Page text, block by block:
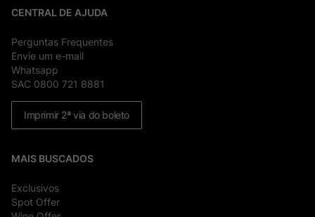
CENTRAL DE AJUDA
Perguntas Frequentes
Envie um e-mail
Whatsapp
SAC 0800 721 8881
Imprimir 2ª via do boleto
MAIS BUSCADOS
Exclusivos
Spot Offer